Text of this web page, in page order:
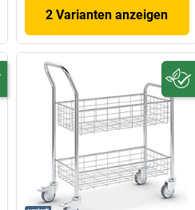
2 Varianten anzeigen